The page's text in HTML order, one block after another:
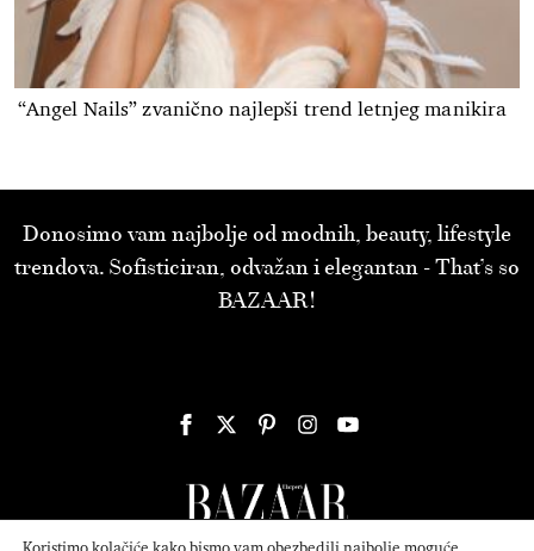
“Angel Nails” zvanično najlepši trend letnjeg manikira
Donosimo vam najbolje od modnih, beauty, lifestyle
trendova. Sofisticiran, odvažan i elegantan - That’s so
BAZAAR!